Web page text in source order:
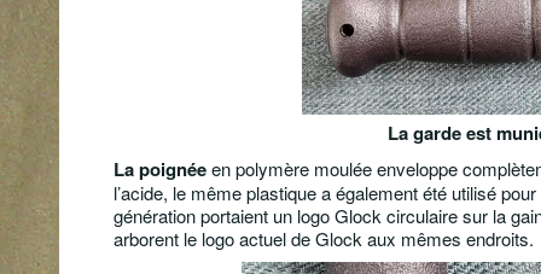
La garde est
La poignéeen polymère moulée enveloppe
l’acide, le même plastique a également été utilisé
génération portaient un logo Glock circulaire sur la
arborent le logo actuel de Glock aux mêmes endroits.